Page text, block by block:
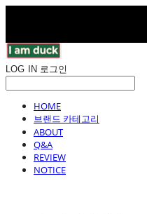
LOG IN 로그인
HOME
브랜드 카테고리
ABOUT
Q&A
REVIEW
NOTICE